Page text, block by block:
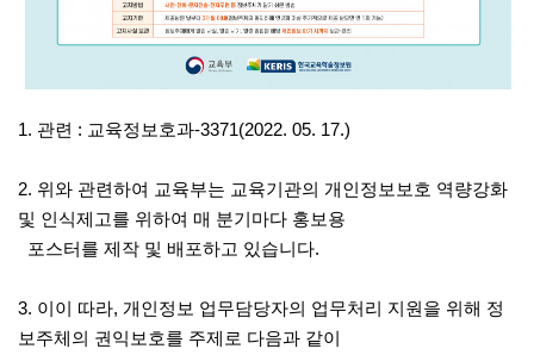
1. 관련 : 교육정보호과-3371(2022. 05. 17.)
2. 위와 관련하여 교육부는 교육기관의 개인정보보호 역량강화
및 인식제고를 위하여 매 분기마다 홍보용
포스터를 제작 및 배포하고 있습니다.
3. 이이 따라, 개인정보 업무담당자의 업무처리 지원을 위해 정
보주체의 권익보호를 주제로 다음과 같이